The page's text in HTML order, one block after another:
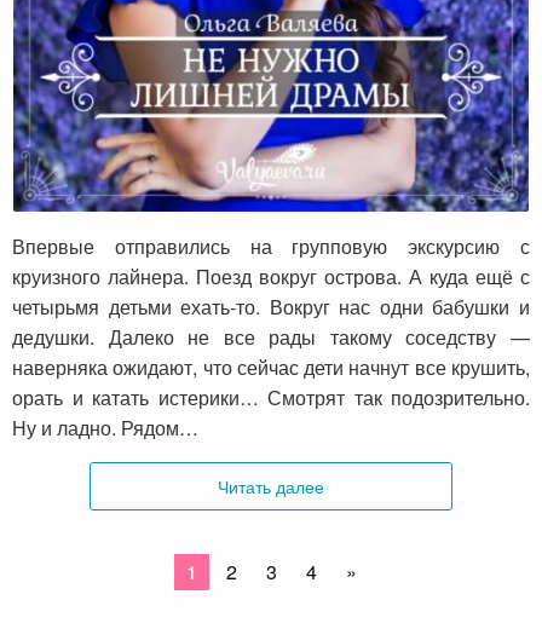
Не нужно лишней драмы
Впервые отправились на групповую экскурсию с
круизного лайнера. Поезд вокруг острова. А куда ещё с
четырьмя детьми ехать-то. Вокруг нас одни бабушки и
дедушки. Далеко не все рады такому соседству —
наверняка ожидают, что сейчас дети начнут все крушить,
орать и катать истерики… Смотрят так подозрительно.
Ну и ладно. Рядом…
Читать далее
1 2 3 4 »